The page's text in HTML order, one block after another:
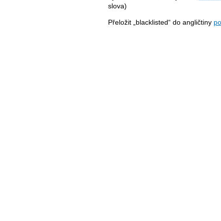
slova)
Přeložit „blacklisted“ do angličtiny